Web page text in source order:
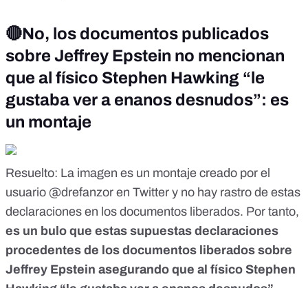
🔴No, los documentos publicados
sobre Jeffrey Epstein no mencionan
que al físico Stephen Hawking “le
gustaba ver a enanos desnudos”: es
un montaje
Resuelto: La imagen es un montaje creado por el
usuario @drefanzor en Twitter y no hay rastro de estas
declaraciones en los documentos liberados. Por tanto,
es un bulo que estas supuestas declaraciones
procedentes de los documentos liberados sobre
Jeffrey Epstein asegurando que al físico Stephen